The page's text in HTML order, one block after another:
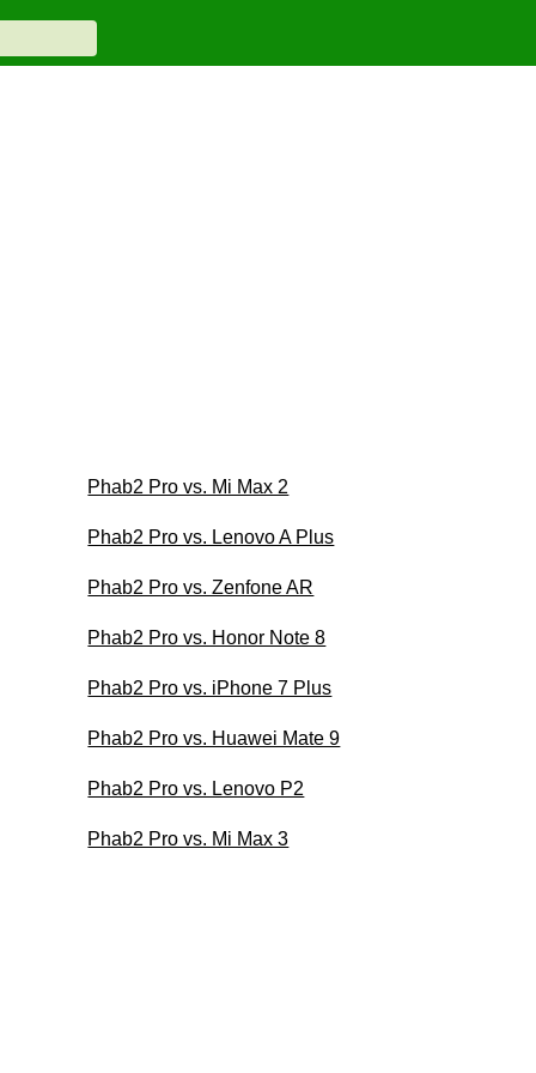
Phab2 Pro vs. Mi Max 2
Phab2 Pro vs. Lenovo A Plus
Phab2 Pro vs. Zenfone AR
Phab2 Pro vs. Honor Note 8
Phab2 Pro vs. iPhone 7 Plus
Phab2 Pro vs. Huawei Mate 9
Phab2 Pro vs. Lenovo P2
Phab2 Pro vs. Mi Max 3